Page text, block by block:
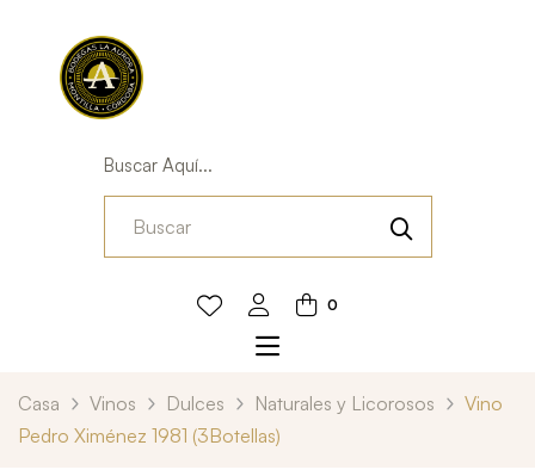
Buscar Aquí...
0
Casa Vinos Dulces Naturales y Licorosos
Vino
Pedro Ximénez 1981 (3Botellas)